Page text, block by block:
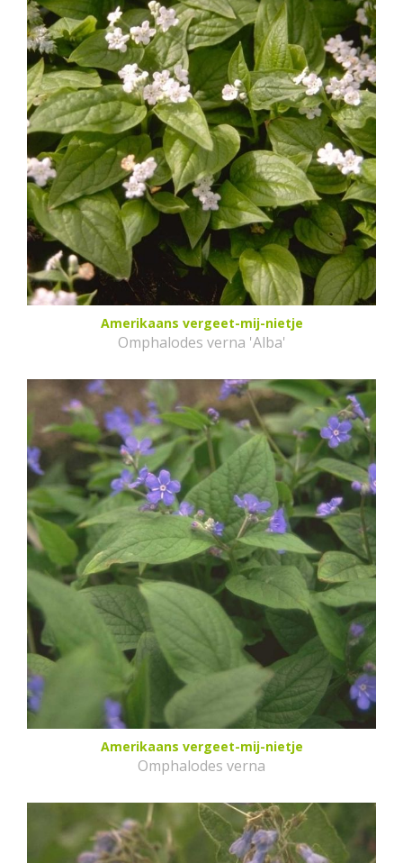
Amerikaans vergeet-mij-nietje
Omphalodes verna 'Alba'
Amerikaans vergeet-mij-nietje
Omphalodes verna